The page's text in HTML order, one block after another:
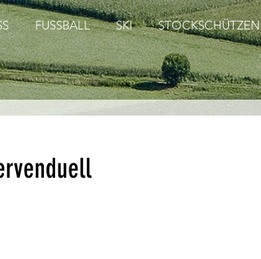
FUSSBALL SKI STOCKSCHÜTZEN